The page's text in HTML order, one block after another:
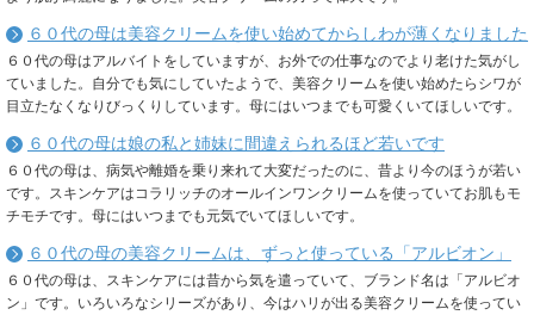
６０代の母は美容クリームを使い始めてからしわが薄くなりました
６０代の母はアルバイトをしていますが、お外での仕事なのでより老けた気がし
ていました。自分でも気にしていたようで、美容クリームを使い始めたらシワが
目立たなくなりびっくりしています。母にはいつまでも可愛くいてほしいです。
６０代の母は娘の私と姉妹に間違えられるほど若いです
６０代の母は、病気や離婚を乗り来れて大変だったのに、昔より今のほうが若い
です。スキンケアはコラリッチのオールインワンクリームを使っていてお肌もモ
チモチです。母にはいつまでも元気でいてほしいです。
６０代の母の美容クリームは、ずっと使っている「アルビオン」
６０代の母は、スキンケアには昔から気を遣っていて、ブランド名は「アルビオ
ン」です。いろいろなシリーズがあり、今はハリが出る美容クリームを使ってい